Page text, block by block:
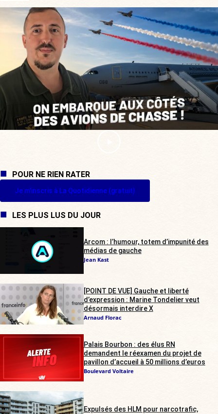
POUR NE RIEN RATER
Je m'inscris à La Quotidienne (gratuit)
LES PLUS LUS DU JOUR
Arcom : l’humour, totem d’impunité des
médias de gauche
Jean Kast
[POINT DE VUE] Gauche et liberté
d’expression : Marine Tondelier veut
désormais interdire X
Arnaud Florac
Palais Bourbon : des élus RN
demandent le réexamen du projet de
pavillon d’accueil à 50 millions d’euros
Boulevard Voltaire
Expulsés des HLM pour narcotrafic,